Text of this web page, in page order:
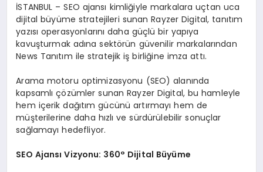
İSTANBUL – SEO ajansı kimliğiyle markalara uçtan uca
dijital büyüme stratejileri sunan Rayzer Digital, tanıtım
yazısı operasyonlarını daha güçlü bir yapıya
kavuşturmak adına sektörün güvenilir markalarından
News Tanıtım ile stratejik iş birliğine imza attı.
Arama motoru optimizasyonu (SEO) alanında
kapsamlı çözümler sunan Rayzer Digital, bu hamleyle
hem içerik dağıtım gücünü artırmayı hem de
müşterilerine daha hızlı ve sürdürülebilir sonuçlar
sağlamayı hedefliyor.
SEO Ajansı Vizyonu: 360° Dijital Büyüme